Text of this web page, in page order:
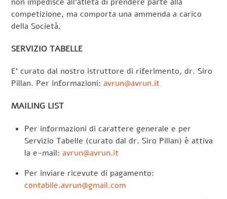
competizione, ma comporta una ammenda a carico
della Società.
SERVIZIO TABELLE
E’ curato dal nostro istruttore di riferimento, dr. Siro
Pillan. Per informazioni:avrun@avrun.it
MAILING LIST
Per informazioni di carattere generale e per
Servizio Tabelle (curato dal dr. Siro Pillan) è attiva
la e-mail: avrun@avrun.it
Per inviare ricevute di pagamento:
contabile.avrun@gmail.com